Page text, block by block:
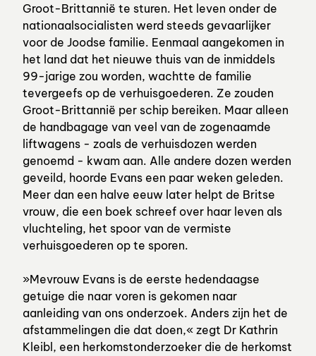
Groot-Brittannië te sturen. Het leven onder de
nationaalsocialisten werd steeds gevaarlijker
voor de Joodse familie. Eenmaal aangekomen in
het land dat het nieuwe thuis van de inmiddels
99-jarige zou worden, wachtte de familie
tevergeefs op de verhuisgoederen. Ze zouden
Groot-Brittannië per schip bereiken. Maar alleen
de handbagage van veel van de zogenaamde
liftwagens - zoals de verhuisdozen werden
genoemd - kwam aan. Alle andere dozen werden
geveild, hoorde Evans een paar weken geleden.
Meer dan een halve eeuw later helpt de Britse
vrouw, die een boek schreef over haar leven als
vluchteling, het spoor van de vermiste
verhuisgoederen op te sporen.
»Mevrouw Evans is de eerste hedendaagse
getuige die naar voren is gekomen naar
aanleiding van ons onderzoek. Anders zijn het de
afstammelingen die dat doen,« zegt Dr Kathrin
Kleibl, een herkomstonderzoeker die de herkomst